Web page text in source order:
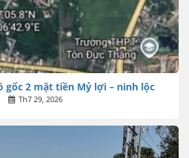
gốc 2 mặt tiền Mỷ lợi – ninh lộc
Th7 29, 2026